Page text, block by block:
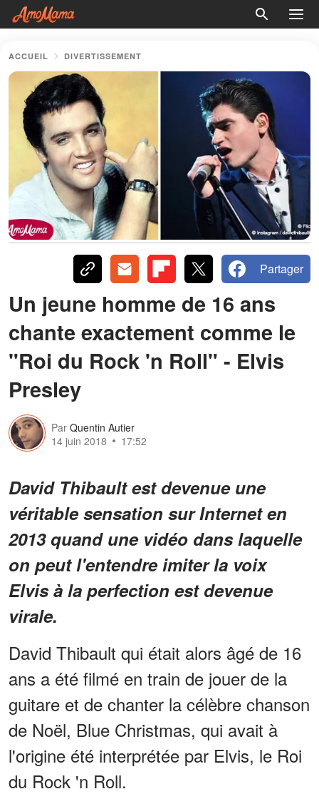
ACCUEIL DIVERTISSEMENT
Partager
Un jeune homme de 16 ans
chante exactement comme le
"Roi du Rock 'n Roll" - Elvis
Presley
Par Quentin Autier
14 juin 2018
17:52
David Thibault est devenue une
véritable sensation sur Internet en
2013 quand une vidéo dans laquelle
on peut l'entendre imiter la voix
Elvis à la perfection est devenue
virale.
David Thibault qui était alors âgé de 16
ans a été filmé en train de jouer de la
guitare et de chanter la célèbre chanson
de Noël, Blue Christmas, qui avait à
l'origine été interprétée par Elvis, le Roi
du Rock 'n Roll.